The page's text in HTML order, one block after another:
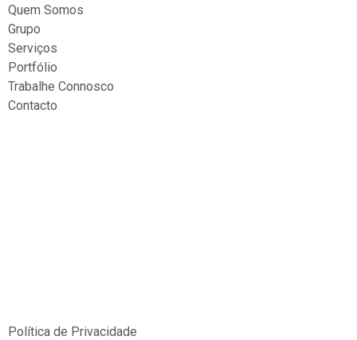
Quem Somos
Grupo
Serviços
Portfólio
Trabalhe Connosco
Contacto
Política de Privacidade